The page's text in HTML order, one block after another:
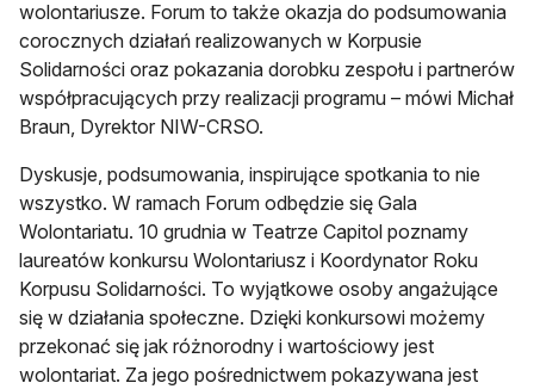
wolontariusze. Forum to także okazja do podsumowania
corocznych działań realizowanych w Korpusie
Solidarności oraz pokazania dorobku zespołu i partnerów
współpracujących przy realizacji programu – mówi Michał
Braun, Dyrektor NIW-CRSO.
Dyskusje, podsumowania, inspirujące spotkania to nie
wszystko. W ramach Forum odbędzie się Gala
Wolontariatu. 10 grudnia w Teatrze Capitol poznamy
laureatów konkursu Wolontariusz i Koordynator Roku
Korpusu Solidarności. To wyjątkowe osoby angażujące
się w działania społeczne. Dzięki konkursowi możemy
przekonać się jak różnorodny i wartościowy jest
wolontariat. Za jego pośrednictwem pokazywana jest